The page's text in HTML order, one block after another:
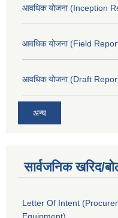
आवधिक योजना (Inception
आवधिक योजना (Field
आवधिक योजना (Draft
अन्य
सार्वजनिक खरिद/
Letter Of Intent